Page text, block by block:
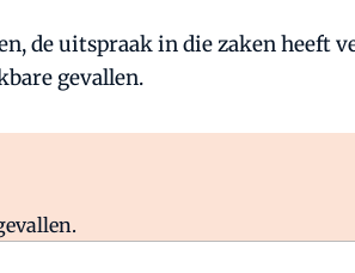
de uitspraak in die zaken heeft
gevallen.